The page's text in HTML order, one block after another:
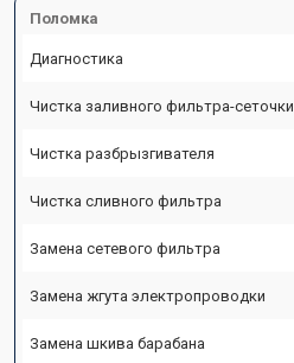
Поломка
Диагностика
Чистка заливного фильтра-сеточки
Чистка разбрызгивателя
Чистка сливного фильтра
Замена сетевого фильтра
Замена жгута электропроводки
Замена шкива барабана